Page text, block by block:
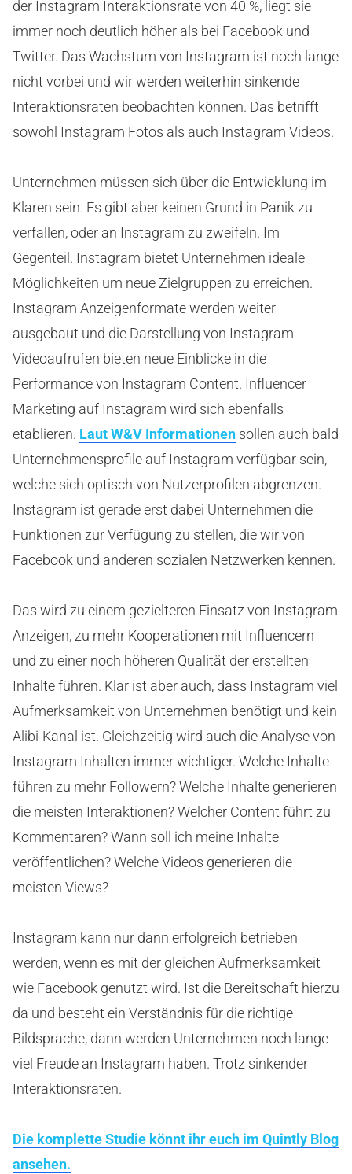
der Instagram Interaktionsrate von 40 %, liegt sie
immer noch deutlich höher als bei Facebook und
Twitter. Das Wachstum von Instagram ist noch lange
nicht vorbei und wir werden weiterhin sinkende
Interaktionsraten beobachten können. Das betrifft
sowohl Instagram Fotos als auch Instagram Videos.
Unternehmen müssen sich über die Entwicklung im
Klaren sein. Es gibt aber keinen Grund in Panik zu
verfallen, oder an Instagram zu zweifeln. Im
Gegenteil. Instagram bietet Unternehmen ideale
Möglichkeiten um neue Zielgruppen zu erreichen.
Instagram Anzeigenformate werden weiter
ausgebaut und die Darstellung von Instagram
Videoaufrufen bieten neue Einblicke in die
Performance von Instagram Content. Influencer
Marketing auf Instagram wird sich ebenfalls
etablieren. Laut W&V Informationen sollen auch bald
Unternehmensprofile auf Instagram verfügbar sein,
welche sich optisch von Nutzerprofilen abgrenzen.
Instagram ist gerade erst dabei Unternehmen die
Funktionen zur Verfügung zu stellen, die wir von
Facebook und anderen sozialen Netzwerken kennen.
Das wird zu einem gezielteren Einsatz von Instagram
Anzeigen, zu mehr Kooperationen mit Influencern
und zu einer noch höheren Qualität der erstellten
Inhalte führen. Klar ist aber auch, dass Instagram viel
Aufmerksamkeit von Unternehmen benötigt und kein
Alibi-Kanal ist. Gleichzeitig wird auch die Analyse von
Instagram Inhalten immer wichtiger. Welche Inhalte
führen zu mehr Followern? Welche Inhalte generieren
die meisten Interaktionen? Welcher Content führt zu
Kommentaren? Wann soll ich meine Inhalte
veröffentlichen? Welche Videos generieren die
meisten Views?
Instagram kann nur dann erfolgreich betrieben
werden, wenn es mit der gleichen Aufmerksamkeit
wie Facebook genutzt wird. Ist die Bereitschaft hierzu
da und besteht ein Verständnis für die richtige
Bildsprache, dann werden Unternehmen noch lange
viel Freude an Instagram haben. Trotz sinkender
Interaktionsraten.
Die komplette Studie könnt ihr euch im Quintly Blog
ansehen.